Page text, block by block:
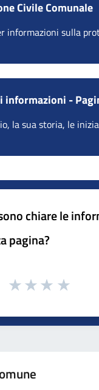
Civile Comunale
informazioni sulla
informazioni -
la sua storia, le
chiare le
pagina?